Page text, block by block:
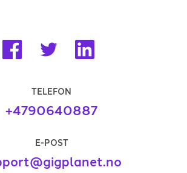
TELEFON
+4790640887
E-POST